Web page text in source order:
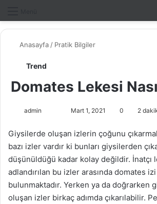
Anasayfa / Pratik Bilgiler
Trend
Domates Lekesi
admin
l
l
o
w
o
n
r
e
-
p
o
s
Mart 1, 2021 0 2
Giysilerde oluşan izlerin çoğunu
bazı izler vardır ki bunları giysilerden
düşünüldüğü kadar kolay değildir. İnatçı
adlandırılan bu izler arasında domates
bulunmaktadır. Yerken ya da doğrarken
oluşan izler birkaç adımda çıkarılabilir.